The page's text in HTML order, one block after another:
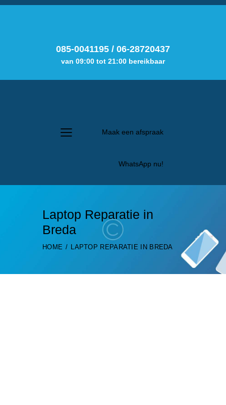
085-0041195 / 06-28720437
van 09:00 tot 21:00 bereikbaar
Maak een afspraak
WhatsApp nu!
Laptop Reparatie in
Breda
HOME LAPTOP REPARATIE IN BREDA